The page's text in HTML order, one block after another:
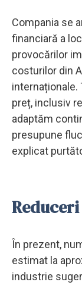
Compania se
financiară a
provocărilor
costurilor din
internaționale.
preț, inclusiv
adaptăm
presupune
explicat
În prezent,
estimat la
industrie